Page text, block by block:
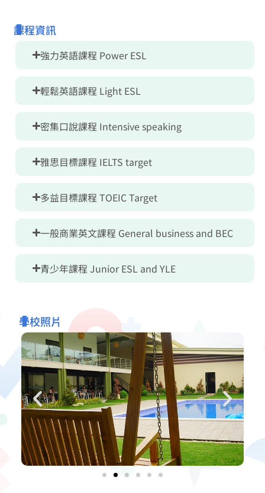
課程資訊
強力英語課程 Power ESL
輕鬆英語課程 Light ESL
密集口說課程 Intensive speaking
雅思目標課程 IELTS target
多益目標課程 TOEIC Target
一般商業英文課程 General business and BEC
青少年課程 Junior ESL and YLE
學校照片